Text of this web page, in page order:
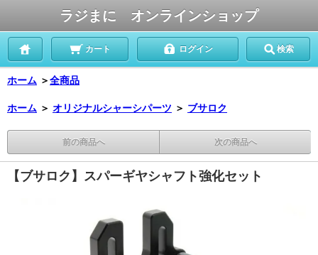
ラジまに オンラインショップ
カート ログイン 検索
ホーム ＞全商品
ホーム ＞ オリジナルシャーシパーツ ＞ ブサロク
前の商品へ 次の商品へ
【ブサロク】スパーギヤシャフト強化セット